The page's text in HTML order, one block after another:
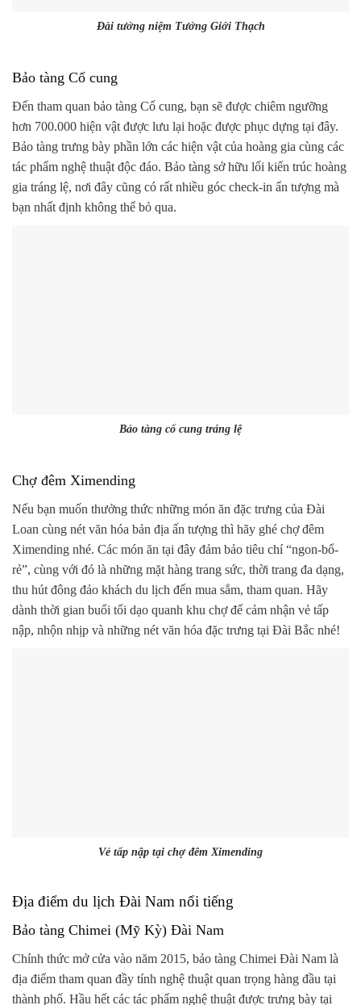
Đài tưởng niệm Tưởng Giới Thạch
Bảo tàng Cố cung
Đến tham quan bảo tàng Cố cung, bạn sẽ được chiêm ngưỡng
hơn 700.000 hiện vật được lưu lại hoặc được phục dựng tại đây.
Bảo tàng trưng bày phần lớn các hiện vật của hoàng gia cùng các
tác phẩm nghệ thuật độc đáo. Bảo tàng sở hữu lối kiến trúc hoàng
gia tráng lệ, nơi đây cũng có rất nhiều góc check-in ấn tượng mà
bạn nhất định không thể bỏ qua.
Bảo tàng cố cung tráng lệ
Chợ đêm Ximending
Nếu bạn muốn thưởng thức những món ăn đặc trưng của Đài
Loan cùng nét văn hóa bản địa ấn tượng thì hãy ghé chợ đêm
Ximending nhé. Các món ăn tại đây đảm bảo tiêu chí “ngon-bổ-
rẻ”, cùng với đó là những mặt hàng trang sức, thời trang đa dạng,
thu hút đông đảo khách du lịch đến mua sắm, tham quan. Hãy
dành thời gian buổi tối dạo quanh khu chợ để cảm nhận vẻ tấp
nập, nhộn nhịp và những nét văn hóa đặc trưng tại Đài Bắc nhé!
Vẻ tấp nập tại chợ đêm Ximending
Địa điểm du lịch Đài Nam nổi tiếng
Bảo tàng Chimei (Mỹ Kỳ) Đài Nam
Chính thức mở cửa vào năm 2015, bảo tàng Chimei Đài Nam là
địa điểm tham quan đầy tính nghệ thuật quan trọng hàng đầu tại
thành phố. Hầu hết các tác phẩm nghệ thuật được trưng bày tại